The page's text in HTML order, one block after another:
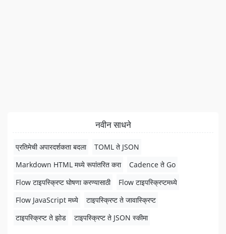
नवीन साधने
प्रतिमेची अपारदर्शकता बदला
TOML ते JSON
Markdown HTML मध्ये रूपांतरित करा
Cadence ते Go
Flow टाइपस्क्रिप्ट घोषणा करण्यासाठी
Flow टाइपस्क्रिप्टमध्ये
Flow JavaScript मध्ये
टाइपस्क्रिप्ट ते जावास्क्रिप्ट
टाइपस्क्रिप्ट ते झोड
टाइपस्क्रिप्ट ते JSON स्कीमा